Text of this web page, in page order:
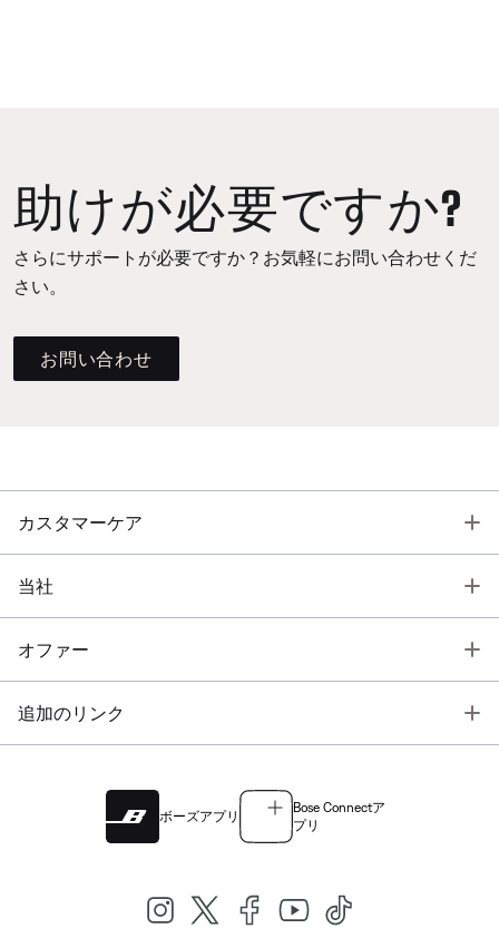
助けが必要ですか?
さらにサポートが必要ですか？お気軽にお問い合わせくだ
さい。
お問い合わせ
カスタマーケア
当社
オファー
追加のリンク
ボーズアプリ
Bose Connectア
プリ